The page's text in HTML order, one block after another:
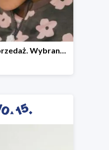
Sezonowa wyprzedaż. Wybrane modele do -40%